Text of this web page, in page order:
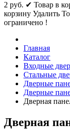
2 руб. ✔ Товар в
корзину Удалить
ограничено !
Главная
Каталог
Входные
Стальные
Дверные
Дверные
Дверная
Дверная